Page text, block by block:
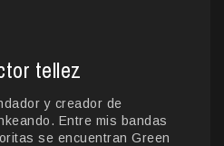
tellez
y creador de
Entre mis bandas
se encuentran Green